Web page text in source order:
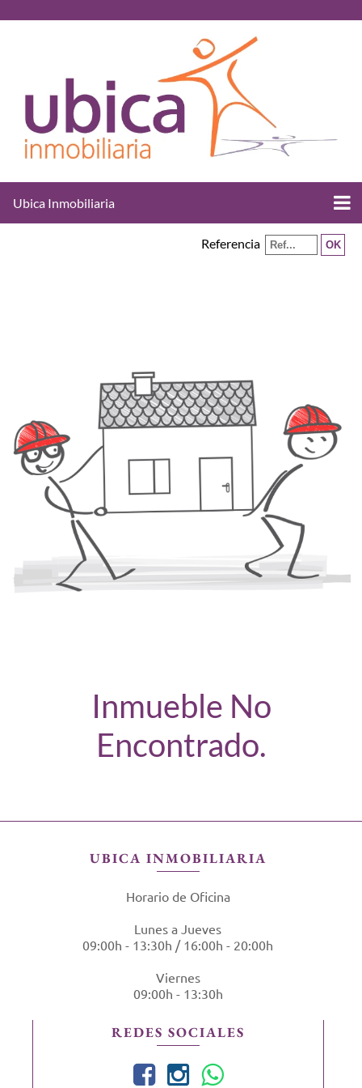
Ubica Inmobiliaria
Referencia
Inmueble No
Encontrado.
UBICA INMOBILIARIA
Horario de Oficina
Lunes a Jueves
09:00h - 13:30h / 16:00h - 20:00h
Viernes
09:00h - 13:30h
REDES SOCIALES